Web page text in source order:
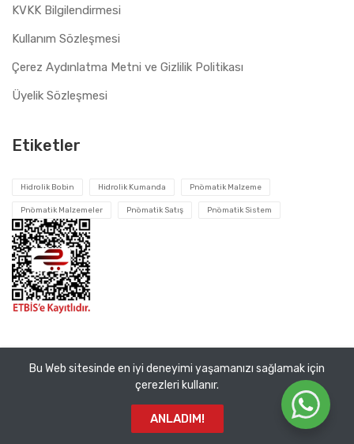
KVKK Bilgilendirmesi
Kullanım Sözleşmesi
Çerez Aydınlatma Metni ve Gizlilik Politikası
Üyelik Sözleşmesi
Etiketler
Hidrolik Bobin Hidrolik Kumanda Pnömatik Malzeme
Pnömatik Malzemeler Pnömatik Satış Pnömatik Sistem
Tüm hakları saklıdır © Pnomatik Valf2026. VEMA Pnömatik
San. ve Tic. A.Ş.
Bu Web sitesinde en iyi deneyimi yaşamanızı sağlamak için
çerezleri kullanır.
ANLADIM!